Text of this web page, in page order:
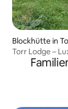
Blockhütte in
Torr Lodge –